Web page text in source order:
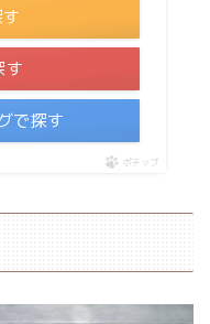
す
で探す
ポチップ